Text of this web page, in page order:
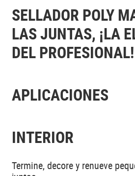
SELLADOR POLY
LAS JUNTAS, ¡LA
DEL PROFESIONAL!
APLICACIONES
INTERIOR
Termine, decore y renueve